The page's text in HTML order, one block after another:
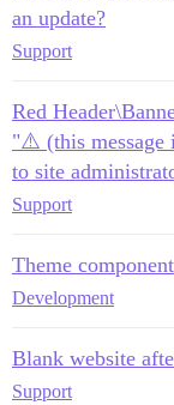
an update?
Support
Red
"⚠️ (this message
to site
Support
Theme
Development
Blank website
Support